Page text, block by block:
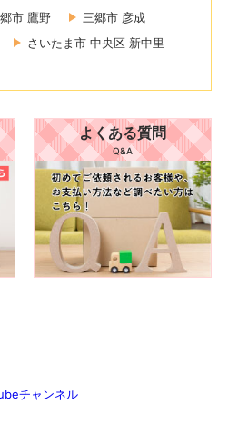
市 鷹野
三郷市 彦成
さいたま市 中央区 新中里
よくある質問
Q&A